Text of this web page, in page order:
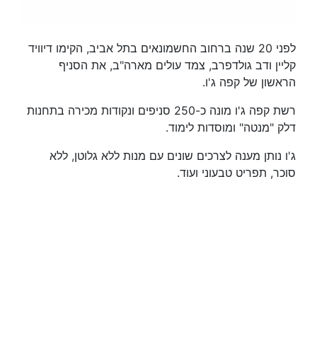
לפני 20 שנה ברחוב החשמונאים בתל אביב, הקימו דיוויד
קליין ודב גולדפרב, צמד עולים מארה"ב, את הסניף
הראשון של קפה ג'ו.
רשת קפה ג'ו מונה כ-250 סניפים ונקודות מכירה בתחנות
דלק "מנטה" ומוסדות לימוד.
ג'ו נותן מענה לצרכים שונים עם מנות ללא גלוטן, ללא
סוכר, תפריט טבעוני ועוד.